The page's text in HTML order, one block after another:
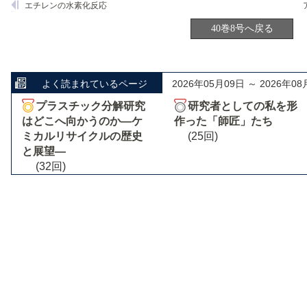
エチレンの水素化反応
40巻8号へ戻る
よく読まれているページ 2026年05月09日 ～ 2026年08
プラスチック分解研究
はどこへ向かうのか―ケ
ミカルリサイクルの歴史
と展望―
(32回)
研究者としての私を形
作った「師匠」たち
(25回)